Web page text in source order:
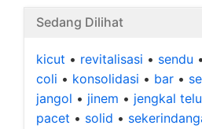
Sedang Dilihat
kicut • revitalisasi • sendu •
coli • konsolidasi • bar •
jangol • jinem • jengkal
pacet • solid •